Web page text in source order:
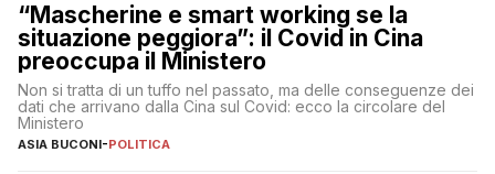
“Mascherine e smart working se la
situazione peggiora”: il Covid in Cina
preoccupa il Ministero
Non si tratta di un tuffo nel passato, ma delle conseguenze dei
dati che arrivano dalla Cina sul Covid: ecco la circolare del
Ministero
ASIA BUCONI-POLITICA